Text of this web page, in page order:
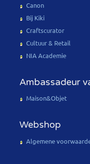
Canon
Bij Kiki
Craftscurator
Cultuur & Retail
NIA Academie
Ambassadeur
Maison&Objet
Webshop
Algemene